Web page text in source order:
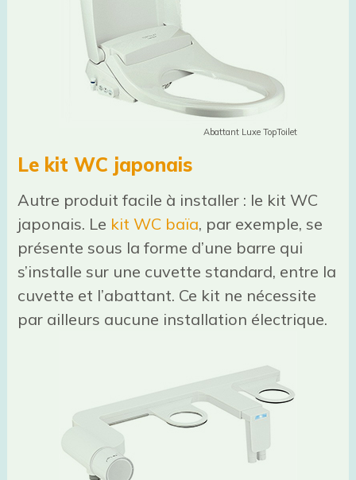
Abattant Luxe TopToilet
Le kit WC japonais
Autre produit facile à installer : le kit WC
japonais. Le kit WC baïa, par exemple, se
présente sous la forme d’une barre qui
s’installe sur une cuvette standard, entre la
cuvette et l’abattant. Ce kit ne nécessite
par ailleurs aucune installation électrique.